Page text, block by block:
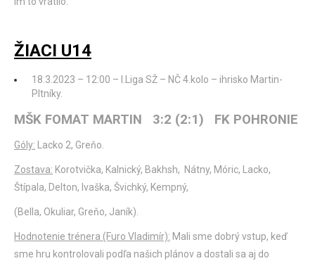
ŽIACI U14
18.3.2023 – 12:00 – I.Liga SŽ – NČ 4.kolo – ihrisko Martin-
Pltníky.
MŠK FOMAT MARTIN 3:2 (2:1) FK POHRONIE
Góly: Lacko 2, Greňo.
Zostava: Korotvička, Kalnický, Bakhsh, Nátny, Móric, Lacko,
Štípala, Delton, Ivaška, Švichký, Kempný,
(Bella, Okuliar, Greňo, Janík).
Hodnotenie trénera (Furo Vladimír): Mali sme dobrý vstup, keď
sme hru kontrolovali podľa našich plánov a dostali sa aj do